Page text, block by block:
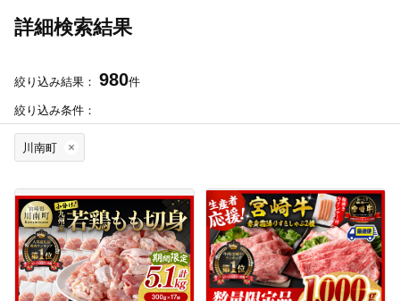
詳細検索結果
絞り込み結果： 980件
絞り込み条件：
川南町